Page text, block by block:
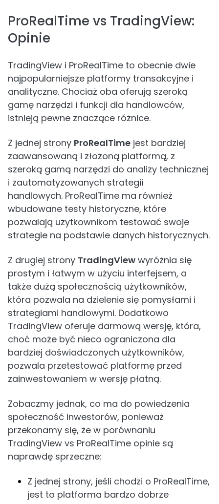
ProRealTime vs TradingView:
Opinie
TradingView i ProRealTime to obecnie dwie
najpopularniejsze platformy transakcyjne i
analityczne. Chociaż oba oferują szeroką
gamę narzędzi i funkcji dla handlowców,
istnieją pewne znaczące różnice.
Z jednej strony ProRealTime jest bardziej
zaawansowaną i złożoną platformą, z
szeroką gamą narzędzi do analizy technicznej
i zautomatyzowanych strategii
handlowych. ProRealTime ma również
wbudowane testy historyczne, które
pozwalają użytkownikom testować swoje
strategie na podstawie danych historycznych.
Z drugiej strony TradingView wyróżnia się
prostym i łatwym w użyciu interfejsem, a
także dużą społecznością użytkowników,
która pozwala na dzielenie się pomysłami i
strategiami handlowymi. Dodatkowo
TradingView oferuje darmową wersję, która,
choć może być nieco ograniczona dla
bardziej doświadczonych użytkowników,
pozwala przetestować platformę przed
zainwestowaniem w wersję płatną.
Zobaczmy jednak, co ma do powiedzenia
społeczność inwestorów, ponieważ
przekonamy się, że w porównaniu
TradingView vs ProRealTime opinie są
naprawdę sprzeczne:
Z jednej strony, jeśli chodzi o ProRealTime,
jest to platforma bardzo dobrze